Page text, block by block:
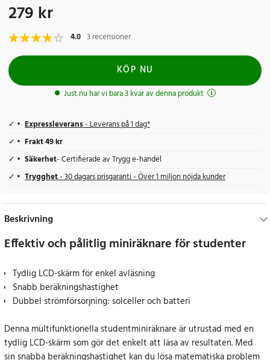
Pris:279 kr
279 kr
4.0 3 recensioner
KÖP NU
Just nu har vi bara 3 kvar av denna produkt
Expressleverans- Leverans på 1 dag*
Frakt 49 kr
Säkerhet- Certifierade av Trygg e-handel
Trygghet- 30 dagars prisgaranti - Över 1 miljon nöjda kunder
Beskrivning
Effektiv och pålitlig miniräknare för studenter
Tydlig LCD-skärm för enkel avläsning
Snabb beräkningshastighet
Dubbel strömförsörjning: solceller och batteri
Denna multifunktionella studentminiräknare är utrustad med en
tydlig LCD-skärm som gör det enkelt att läsa av resultaten. Med
sin snabba beräkningshastighet kan du lösa matematiska problem